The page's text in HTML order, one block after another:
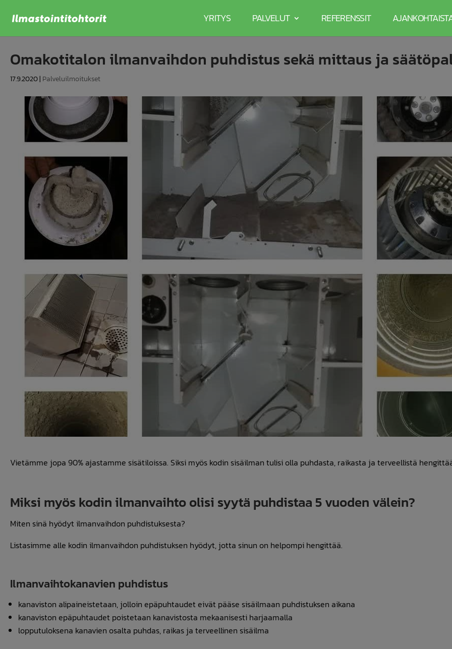
YRITYS PALVELUT REFERENSSIT
Omakotitalon ilmanvaihdon puhdistus sekä mittaus ja
17.9.2020| Palveluilmoitukset
Vietämme jopa 90% ajastamme sisätiloissa. Siksi myös kodin sisäilman tulisi olla puhdasta, raikasta ja terveellistä
Miksi myös kodin ilmanvaihto olisi syytä puhdistaa 5 vuoden välein?
Miten sinä hyödyt ilmanvaihdon puhdistuksesta?
Listasimme alle kodin ilmanvaihdon puhdistuksen hyödyt, jotta sinun on helpompi hengittää.
Ilmanvaihtokanavien puhdistus
kanaviston alipaineistetaan, jolloin epäpuhtaudet eivät pääse sisäilmaan puhdistuksen aikana
kanaviston epäpuhtaudet poistetaan kanavistosta mekaanisesti harjaamalla
lopputuloksena kanavien osalta puhdas, raikas ja terveellinen sisäilma